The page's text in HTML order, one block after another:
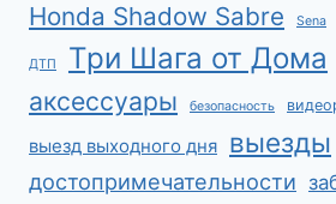
Honda Shadow Sabre Sena
ДТП Три Шага от Дома
аксессуары безопасность
выезд выходного дня выезды
достопримечательности